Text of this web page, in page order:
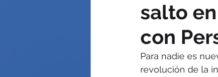
salto
con
Para nadie es
revolución de la